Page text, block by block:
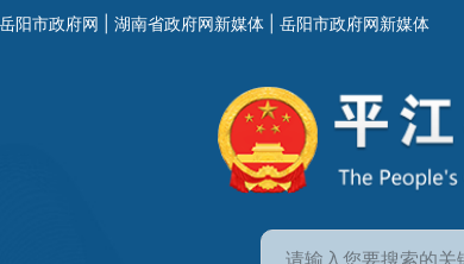
岳阳市政府网 湖南省政府网新媒体 岳阳市政府网新媒体